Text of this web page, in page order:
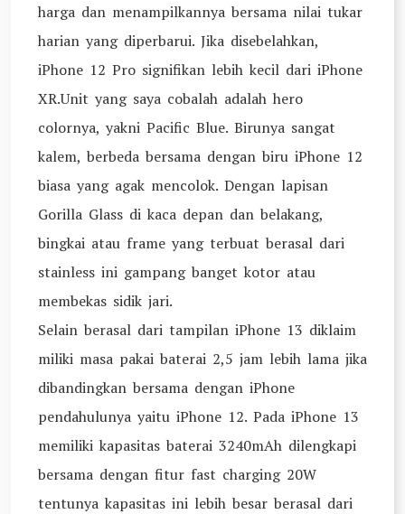
harga dan menampilkannya bersama nilai tukar
harian yang diperbarui. Jika disebelahkan,
iPhone 12 Pro signifikan lebih kecil dari iPhone
XR.Unit yang saya cobalah adalah hero
colornya, yakni Pacific Blue. Birunya sangat
kalem, berbeda bersama dengan biru iPhone 12
biasa yang agak mencolok. Dengan lapisan
Gorilla Glass di kaca depan dan belakang,
bingkai atau frame yang terbuat berasal dari
stainless ini gampang banget kotor atau
membekas sidik jari.
Selain berasal dari tampilan iPhone 13 diklaim
miliki masa pakai baterai 2,5 jam lebih lama jika
dibandingkan bersama dengan iPhone
pendahulunya yaitu iPhone 12. Pada iPhone 13
memiliki kapasitas baterai 3240mAh dilengkapi
bersama dengan fitur fast charging 20W
tentunya kapasitas ini lebih besar berasal dari